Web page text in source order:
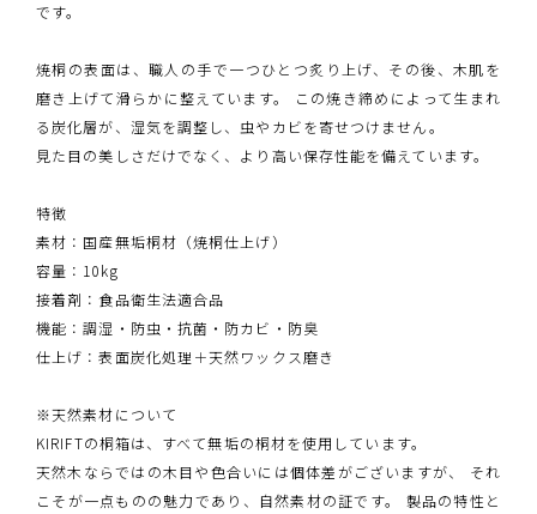
です。
焼桐の表面は、職人の手で一つひとつ炙り上げ、その後、木肌を
磨き上げて滑らかに整えています。 この焼き締めによって生まれ
る炭化層が、湿気を調整し、虫やカビを寄せつけません。
見た目の美しさだけでなく、より高い保存性能を備えています。
特徴
素材：国産無垢桐材（焼桐仕上げ）
容量：10kg
接着剤：食品衛生法適合品
機能：調湿・防虫・抗菌・防カビ・防臭
仕上げ：表面炭化処理＋天然ワックス磨き
※天然素材について
KIRIFTの桐箱は、すべて無垢の桐材を使用しています。
天然木ならではの木目や色合いには個体差がございますが、 それ
こそが一点ものの魅力であり、自然素材の証です。 製品の特性と